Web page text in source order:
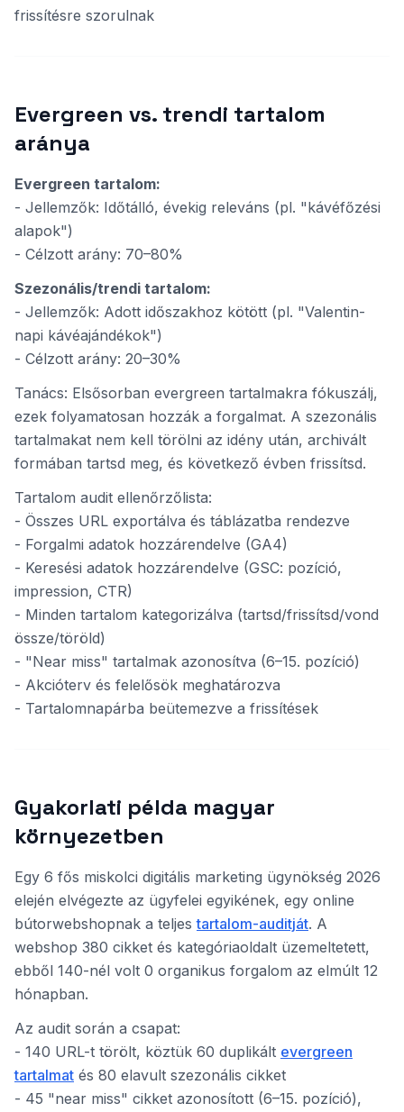
frissítésre szorulnak
Evergreen vs. trendi tartalom
aránya
Evergreen tartalom:
- Jellemzők: Időtálló, évekig releváns (pl. "kávéfőzési
alapok")
- Célzott arány: 70–80%
Szezonális/trendi tartalom:
- Jellemzők: Adott időszakhoz kötött (pl. "Valentin-
napi kávéajándékok")
- Célzott arány: 20–30%
Tanács: Elsősorban evergreen tartalmakra fókuszálj,
ezek folyamatosan hozzák a forgalmat. A szezonális
tartalmakat nem kell törölni az idény után, archivált
formában tartsd meg, és következő évben frissítsd.
Tartalom audit ellenőrzőlista:
- Összes URL exportálva és táblázatba rendezve
- Forgalmi adatok hozzárendelve (GA4)
- Keresési adatok hozzárendelve (GSC: pozíció,
impression, CTR)
- Minden tartalom kategorizálva (tartsd/frissítsd/vond
össze/töröld)
- "Near miss" tartalmak azonosítva (6–15. pozíció)
- Akcióterv és felelősök meghatározva
- Tartalomnapárba beütemezve a frissítések
Gyakorlati példa magyar
környezetben
Egy 6 fős miskolci digitális marketing ügynökség 2026
elején elvégezte az ügyfelei egyikének, egy online
bútorwebshopnak a teljestartalom-auditját. A
webshop 380 cikket és kategóriaoldalt üzemeltetett,
ebből 140-nél volt 0 organikus forgalom az elmúlt 12
hónapban.
Az audit során a csapat:
- 140 URL-t törölt, köztük 60 duplikált evergreen
tartalmat és 80 elavult szezonális cikket
- 45 "near miss" cikket azonosított (6–15. pozíció),